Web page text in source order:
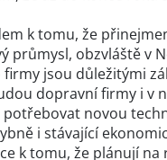
k tomu, že
průmysl, obzvláště v
firmy jsou důležitými
dopravní firmy i v
novou
i stávající
k tomu, že plánují na